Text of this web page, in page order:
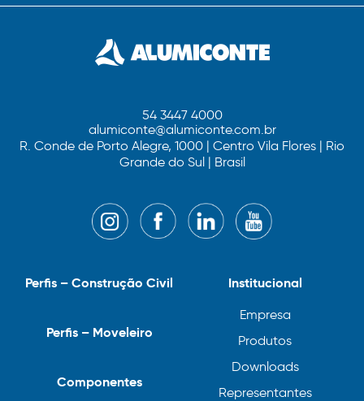
54 3447 4000
alumiconte@alumiconte.com.br
R. Conde de Porto Alegre, 1000 | Centro Vila Flores | Rio
Grande do Sul | Brasil
Institucional
Empresa
Produtos
Downloads
Representantes
Perfis – Construção Civil
Perfis – Moveleiro
Componentes